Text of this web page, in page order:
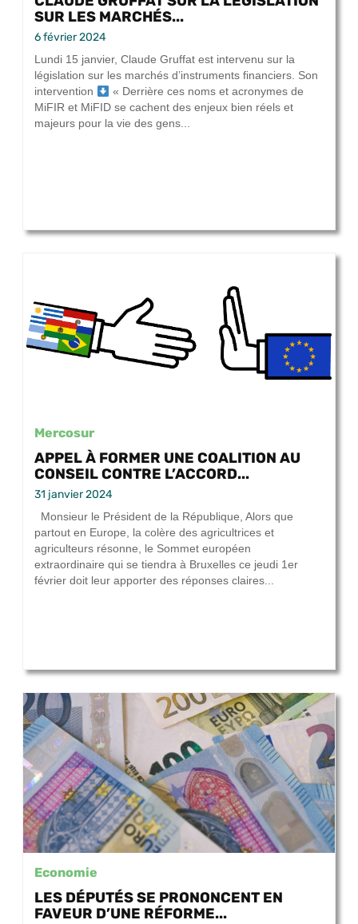
SUR LES MARCHÉS...
6 février 2024
Lundi 15 janvier, Claude Gruffat est intervenu sur la
législation sur les marchés d’instruments financiers. Son
intervention
« Derrière ces noms et acronymes de
MiFIR et MiFID se cachent des enjeux bien réels et
majeurs pour la vie des gens...
Mercosur
APPEL À FORMER UNE COALITION AU
CONSEIL CONTRE L’ACCORD...
31 janvier 2024
Monsieur le Président de la République, Alors que
partout en Europe, la colère des agricultrices et
agriculteurs résonne, le Sommet européen
extraordinaire qui se tiendra à Bruxelles ce jeudi 1er
février doit leur apporter des réponses claires...
Economie
LES DÉPUTÉS SE PRONONCENT EN
FAVEUR D’UNE RÉFORME...